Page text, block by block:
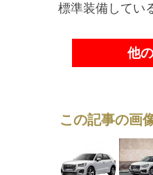
標準装備してい
他
この記事の画